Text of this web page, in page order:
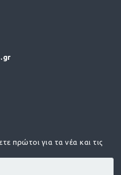
πρώτοι για τα νέα και τις